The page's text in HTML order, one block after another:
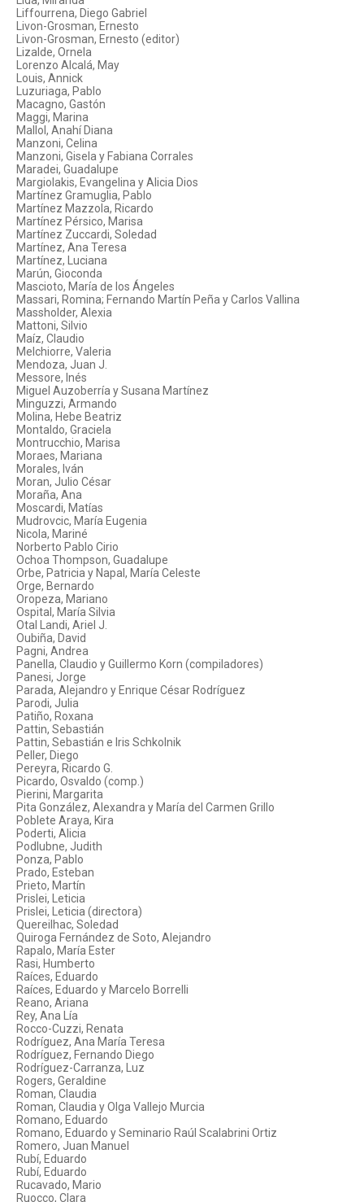
Liffourrena, Diego Gabriel
Livon-Grosman, Ernesto
Livon-Grosman, Ernesto (editor)
Lizalde, Ornela
Lorenzo Alcalá, May
Louis, Annick
Luzuriaga, Pablo
Macagno, Gastón
Maggi, Marina
Mallol, Anahí Diana
Manzoni, Celina
Manzoni, Gisela y Fabiana Corrales
Maradei, Guadalupe
Margiolakis, Evangelina y Alicia Dios
Martínez Gramuglia, Pablo
Martínez Mazzola, Ricardo
Martínez Pérsico, Marisa
Martínez Zuccardi, Soledad
Martínez, Ana Teresa
Martínez, Luciana
Marún, Gioconda
Mascioto, María de los Ángeles
Massari, Romina; Fernando Martín Peña y Carlos Vallina
Massholder, Alexia
Mattoni, Silvio
Maíz, Claudio
Melchiorre, Valeria
Mendoza, Juan J.
Messore, Inés
Miguel Auzoberría y Susana Martínez
Minguzzi, Armando
Molina, Hebe Beatriz
Montaldo, Graciela
Montrucchio, Marisa
Moraes, Mariana
Morales, Iván
Moran, Julio César
Moraña, Ana
Moscardi, Matías
Mudrovcic, María Eugenia
Nicola, Mariné
Norberto Pablo Cirio
Ochoa Thompson, Guadalupe
Orbe, Patricia y Napal, María Celeste
Orge, Bernardo
Oropeza, Mariano
Ospital, María Silvia
Otal Landi, Ariel J.
Oubiña, David
Pagni, Andrea
Panella, Claudio y Guillermo Korn (compiladores)
Panesi, Jorge
Parada, Alejandro y Enrique César Rodríguez
Parodi, Julia
Patiño, Roxana
Pattin, Sebastián
Pattin, Sebastián e Iris Schkolnik
Peller, Diego
Pereyra, Ricardo G.
Picardo, Osvaldo (comp.)
Pierini, Margarita
Pita González, Alexandra y María del Carmen Grillo
Poblete Araya, Kira
Poderti, Alicia
Podlubne, Judith
Ponza, Pablo
Prado, Esteban
Prieto, Martín
Prislei, Leticia
Prislei, Leticia (directora)
Quereilhac, Soledad
Quiroga Fernández de Soto, Alejandro
Rapalo, María Ester
Rasi, Humberto
Raíces, Eduardo
Raíces, Eduardo y Marcelo Borrelli
Reano, Ariana
Rey, Ana Lía
Rocco-Cuzzi, Renata
Rodríguez, Ana María Teresa
Rodríguez, Fernando Diego
Rodríguez-Carranza, Luz
Rogers, Geraldine
Roman, Claudia
Roman, Claudia y Olga Vallejo Murcia
Romano, Eduardo
Romano, Eduardo y Seminario Raúl Scalabrini Ortiz
Romero, Juan Manuel
Rubí, Eduardo
Rubí, Eduardo
Rucavado, Mario
Ruocco, Clara